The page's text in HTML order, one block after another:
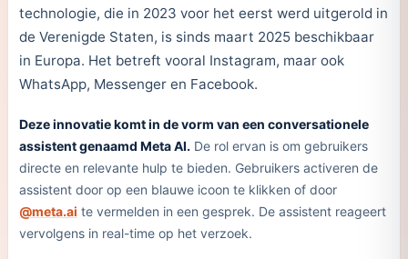
technologie, die in 2023 voor het eerst werd uitgerold in
de Verenigde Staten, is sinds maart 2025 beschikbaar
in Europa. Het betreft vooral Instagram, maar ook
WhatsApp, Messenger en Facebook.
Deze innovatie komt in de vorm van een conversationele
assistent genaamd Meta AI. De rol ervan is om gebruikers
directe en relevante hulp te bieden. Gebruikers activeren de
assistent door op een blauwe icoon te klikken of door
@meta.ai te vermelden in een gesprek. De assistent reageert
vervolgens in real-time op het verzoek.